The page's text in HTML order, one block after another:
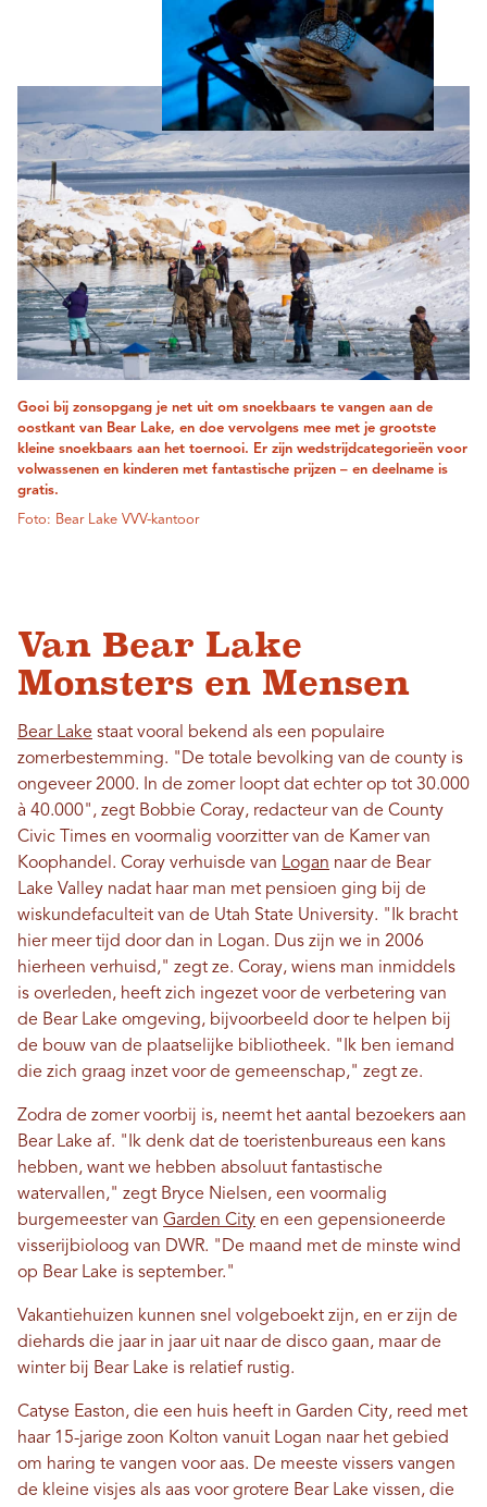
Gooi bij zonsopgang je net uit om snoekbaars te vangen aan de
oostkant van Bear Lake, en doe vervolgens mee met je grootste
kleine snoekbaars aan het toernooi. Er zijn wedstrijdcategorieën voor
volwassenen en kinderen met fantastische prijzen – en deelname is
gratis.
Foto: Bear Lake VVV-kantoor
Van Bear Lake
Monsters en Mensen
Bear Lake staat vooral bekend als een populaire
zomerbestemming. "De totale bevolking van de county is
ongeveer 2000. In de zomer loopt dat echter op tot 30.000
à 40.000", zegt Bobbie Coray, redacteur van de County
Civic Times en voormalig voorzitter van de Kamer van
Koophandel. Coray verhuisde van Logan naar de Bear
Lake Valley nadat haar man met pensioen ging bij de
wiskundefaculteit van de Utah State University. "Ik bracht
hier meer tijd door dan in Logan. Dus zijn we in 2006
hierheen verhuisd," zegt ze. Coray, wiens man inmiddels
is overleden, heeft zich ingezet voor de verbetering van
de Bear Lake omgeving, bijvoorbeeld door te helpen bij
de bouw van de plaatselijke bibliotheek. "Ik ben iemand
die zich graag inzet voor de gemeenschap," zegt ze.
Zodra de zomer voorbij is, neemt het aantal bezoekers aan
Bear Lake af. "Ik denk dat de toeristenbureaus een kans
hebben, want we hebben absoluut fantastische
watervallen," zegt Bryce Nielsen, een voormalig
burgemeester van Garden City en een gepensioneerde
visserijbioloog van DWR. "De maand met de minste wind
op Bear Lake is september."
Vakantiehuizen kunnen snel volgeboekt zijn, en er zijn de
diehards die jaar in jaar uit naar de disco gaan, maar de
winter bij Bear Lake is relatief rustig.
Catyse Easton, die een huis heeft in Garden City, reed met
haar 15-jarige zoon Kolton vanuit Logan naar het gebied
om haring te vangen voor aas. De meeste vissers vangen
de kleine visjes als aas voor grotere Bear Lake vissen, die